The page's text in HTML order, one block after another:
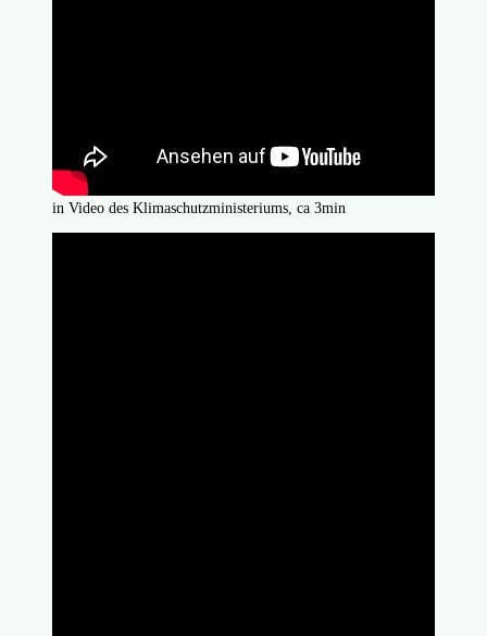
in Video des Klimaschutzministeriums, ca 3min